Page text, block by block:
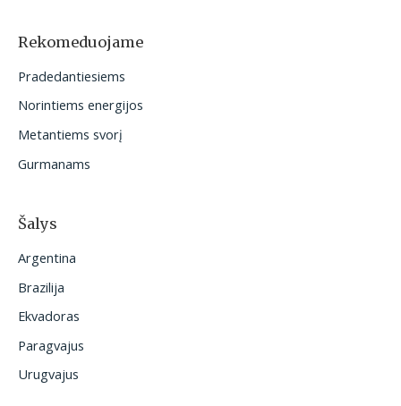
o
:
Rekomeduojame
Pradedantiesiems
Norintiems energijos
Metantiems svorį
Gurmanams
Šalys
Argentina
Brazilija
Ekvadoras
Paragvajus
Urugvajus